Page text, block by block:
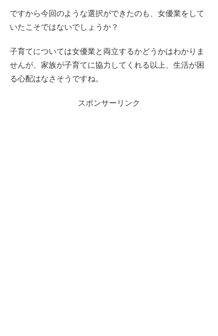
ですから今回のような選択ができたのも、女優業をして
いたこそではないでしょうか？
子育てについては女優業と両立するかどうかはわかりま
せんが、家族が子育てに協力してくれる以上、生活が困
る心配はなさそうですね。
スポンサーリンク